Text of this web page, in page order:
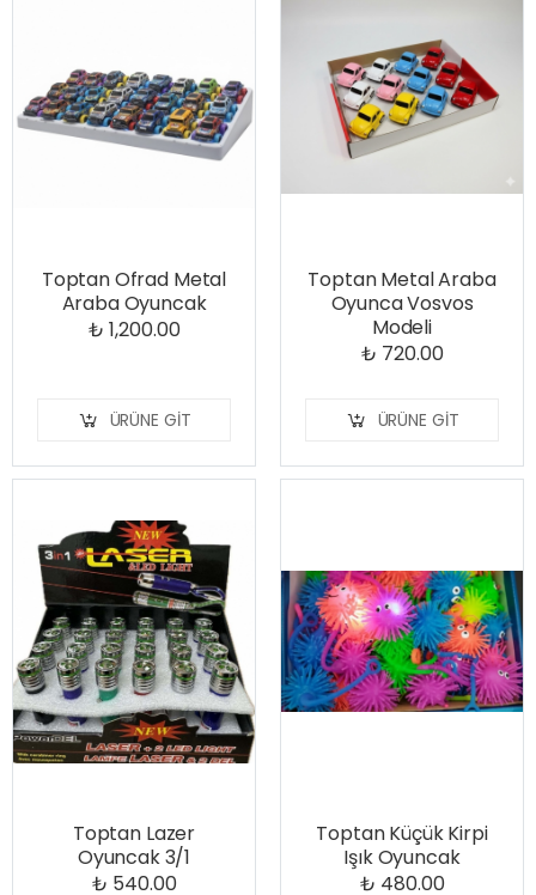
Toptan Ofrad Metal
Araba Oyuncak
₺ 1,200.00
ÜRÜNE GIT
Toptan Metal Araba
Oyunca Vosvos
Modeli
₺ 720.00
ÜRÜNE GIT
Toptan Lazer
Oyuncak 3/1
₺ 540.00
Toptan Küçük Kirpi
Işık Oyuncak
₺ 480.00